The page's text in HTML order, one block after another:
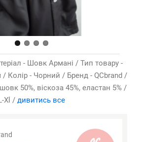
- Шовк Армані / Тип товару -
Колір - Чорний / Бренд - QCbrand /
50%, віскоза 45%, еластан 5% /
Xl / дивитись все